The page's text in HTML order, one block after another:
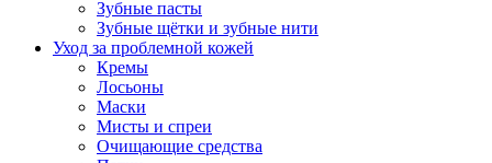
Зубные пасты
Зубные щётки и зубные нити
Уход за проблемной кожей
Кремы
Лосьоны
Маски
Мисты и спреи
Очищающие средства